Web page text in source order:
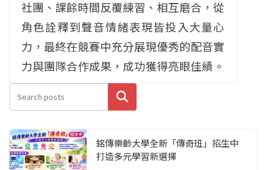
社團、課餘時間反覆練習、相互磨合，從
角色詮釋到聲音情緒表現皆投入大量心
力，最終在競賽中充分展現優秀的配音實
力與團隊合作成果，成功獲得亮眼佳績。
搜尋
銘傳樂齡大學全新「傳奇班」招生中
打造多元學習新選擇